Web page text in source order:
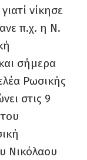
νίκησε
π.χ. η Ν.
σήμερα
Ρωσικής
στις 9
Νικόλαου